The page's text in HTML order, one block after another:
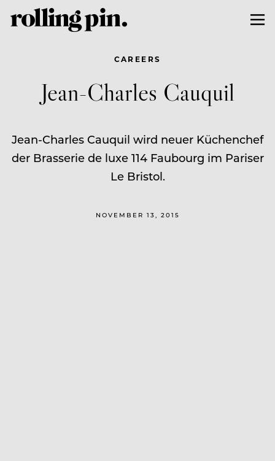
CAREERS
Jean-Charles Cauquil
Jean-Charles Cauquil wird neuer Küchenchef
der Brasserie de luxe 114 Faubourg im Pariser
Le Bristol.
NOVEMBER 13, 2015